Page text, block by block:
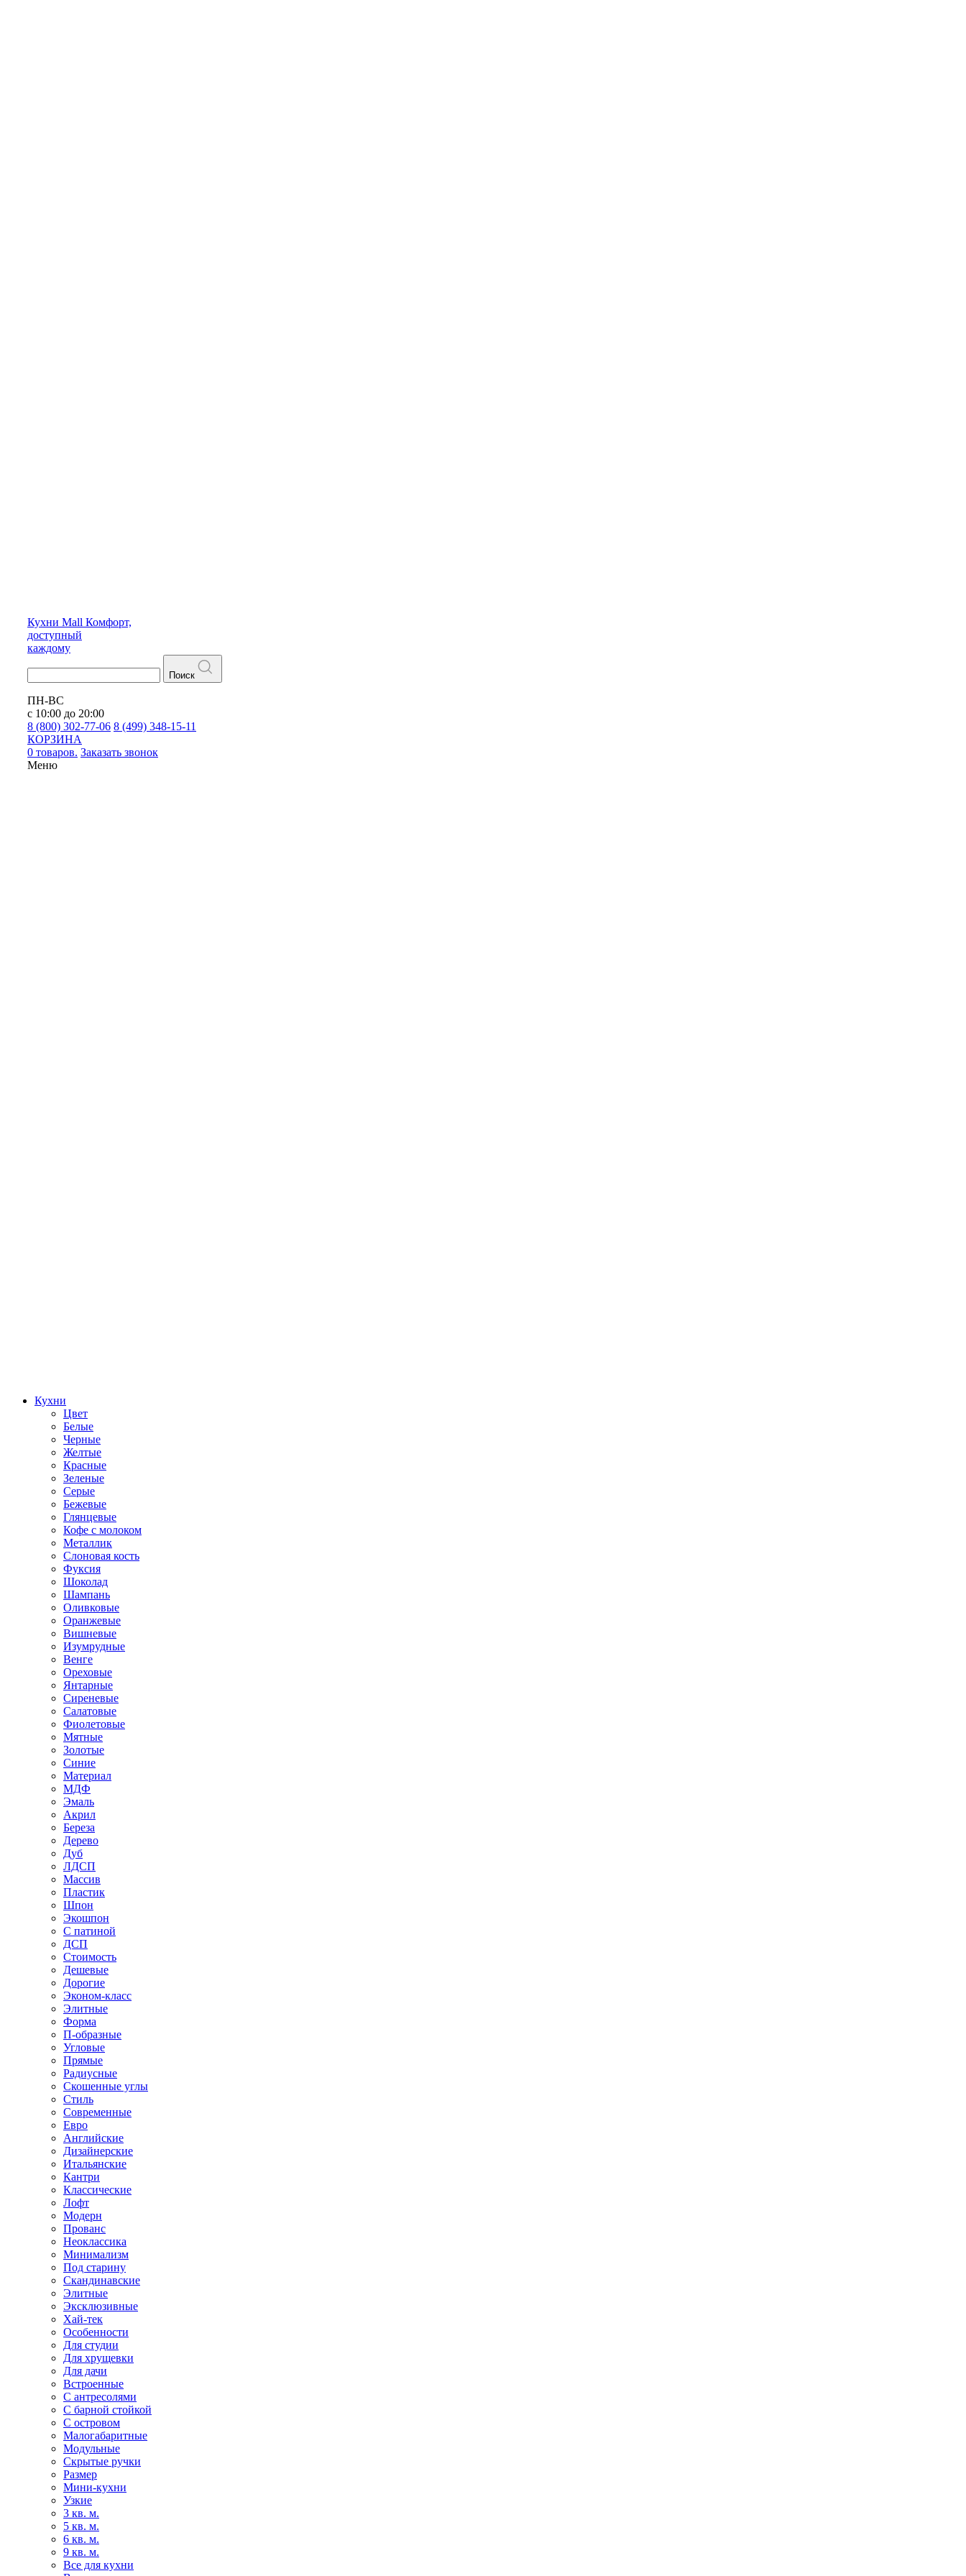
Кухни Mall Комфорт,
доступный
каждому
Поиск
ПН-ВС
с 10:00 до 20:00
8 (800) 302-77-06 8 (499) 348-15-11
КОРЗИНА
0 товаров. Заказать звонок
Меню
Кухни
Цвет
Белые
Черные
Желтые
Красные
Зеленые
Серые
Бежевые
Глянцевые
Кофе с молоком
Металлик
Слоновая кость
Фуксия
Шоколад
Шампань
Оливковые
Оранжевые
Вишневые
Изумрудные
Венге
Ореховые
Янтарные
Сиреневые
Салатовые
Фиолетовые
Мятные
Золотые
Синие
Материал
МДФ
Эмаль
Акрил
Береза
Дерево
Дуб
ЛДСП
Массив
Пластик
Шпон
Экошпон
С патиной
ДСП
Стоимость
Дешевые
Дорогие
Эконом-класс
Элитные
Форма
П-образные
Угловые
Прямые
Радиусные
Скошенные углы
Стиль
Современные
Евро
Английские
Дизайнерские
Итальянские
Кантри
Классические
Лофт
Модерн
Прованс
Неоклассика
Минимализм
Под старину
Скандинавские
Элитные
Эксклюзивные
Хай-тек
Особенности
Для студии
Для хрущевки
Для дачи
Встроенные
С антресолями
С барной стойкой
С островом
Малогабаритные
Модульные
Скрытые ручки
Размер
Мини-кухни
Узкие
3 кв. м.
5 кв. м.
6 кв. м.
9 кв. м.
Все для кухни